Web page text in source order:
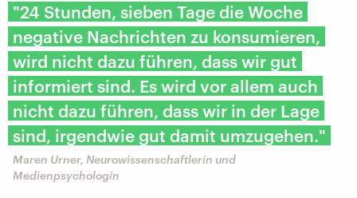
"24 Stunden, sieben Tage die Woche
negative Nachrichten zu konsumieren,
wird nicht dazu führen, dass wir gut
informiert sind. Es wird vor allem auch
nicht dazu führen, dass wir in der Lage
sind, irgendwie gut damit umzugehen."
Maren Urner, Neurowissenschaftlerin und
Medienpsychologin